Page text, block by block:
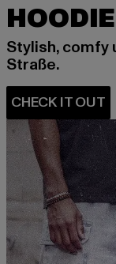
Stylish, comfy
Straße.